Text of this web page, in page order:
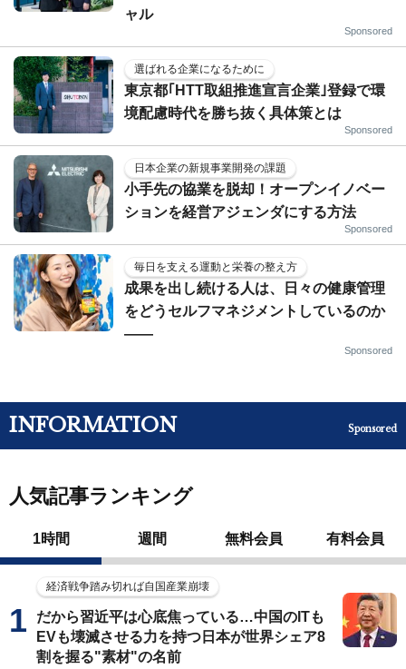
ャル
Sponsored
選ばれる企業になるために
東京都｢HTT取組推進宣言企業｣登録で環
境配慮時代を勝ち抜く具体策とは
Sponsored
日本企業の新規事業開発の課題
小手先の協業を脱却！オープンイノベー
ションを経営アジェンダにする方法
Sponsored
毎日を支える運動と栄養の整え方
成果を出し続ける人は、日々の健康管理
をどうセルフマネジメントしているのか
——
Sponsored
INFORMATION Sponsored
人気記事ランキング
1時間 週間 無料会員 有料会員
経済戦争踏み切れば自国産業崩壊
だから習近平は心底焦っている…中国のITも
EVも壊滅させる力を持つ日本が世界シェア8
割を握る"素材"の名前